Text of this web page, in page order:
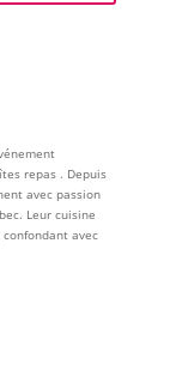
repas . Depuis
avec passion
Leur cuisine
avec